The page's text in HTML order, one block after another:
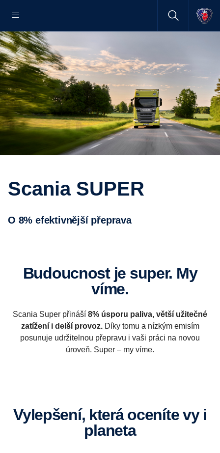
Scania SUPER
o 8% efektivnější přeprava
Budoucnost je super. My
víme.
Scania Super přináší 8% úsporu paliva, větší užitečné
zatížení i delší provoz.Díky tomu a nízkým emisím
posunuje udržitelnou přepravu i vaši práci na novou
úroveň. Super – my víme.
Vylepšení, která oceníte vy i
planeta